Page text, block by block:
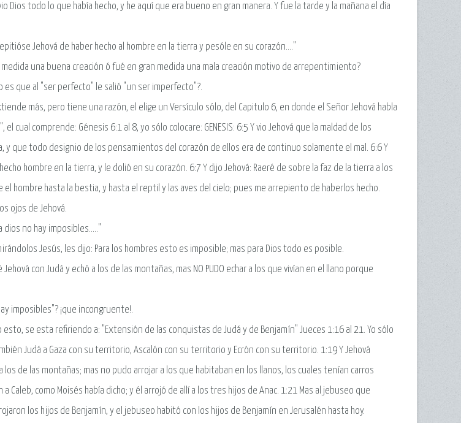
vio Dios todo lo que había hecho, y he aquí que era bueno en gran manera. Y fue la tarde y la mañana el día
Jehová de haber hecho al hombre en la tierra y pesóle en su corazón...."
medida una buena creación ó fué en gran medida una mala creación motivo de arrepentimiento?
es que al "ser perfecto" le salió "un ser imperfecto"?.
más, pero tiene una razón, el elige un Versículo sólo, del Capitulo 6, en donde el Señor Jehová habla
el cual comprende: Génesis 6:1 al 8, yo sólo colocare: GENESIS: 6:5 Y vio Jehová que la maldad de los
y que todo designio de los pensamientos del corazón de ellos era de continuo solamente el mal. 6:6 Y
hombre en la tierra, y le dolió en su corazón. 6:7 Y dijo Jehová: Raeré de sobre la faz de la tierra a los
el hombre hasta la bestia, y hasta el reptil y las aves del cielo; pues me arrepiento de haberlos hecho.
ojos de Jehová.
dios no hay imposibles....."
Jesús, les dijo: Para los hombres esto es imposible; mas para Dios todo es posible.
Jehová con Judá y echó a los de las montañas, mas NO PUDO echar a los que vivían en el llano porque
imposibles"? ¡que incongruente!.
esto, se esta refiriendo a: "Extensión de las conquistas de Judá y de Benjamín" Jueces 1:16 al 21. Yo sólo
Judá a Gaza con su territorio, Ascalón con su territorio y Ecrón con su territorio. 1:19 Y Jehová
los de las montañas; mas no pudo arrojar a los que habitaban en los llanos, los cuales tenían carros
Caleb, como Moisés había dicho; y él arrojó de allí a los tres hijos de Anac. 1:21 Mas al jebuseo que
los hijos de Benjamín, y el jebuseo habitó con los hijos de Benjamín en Jerusalén hasta hoy.